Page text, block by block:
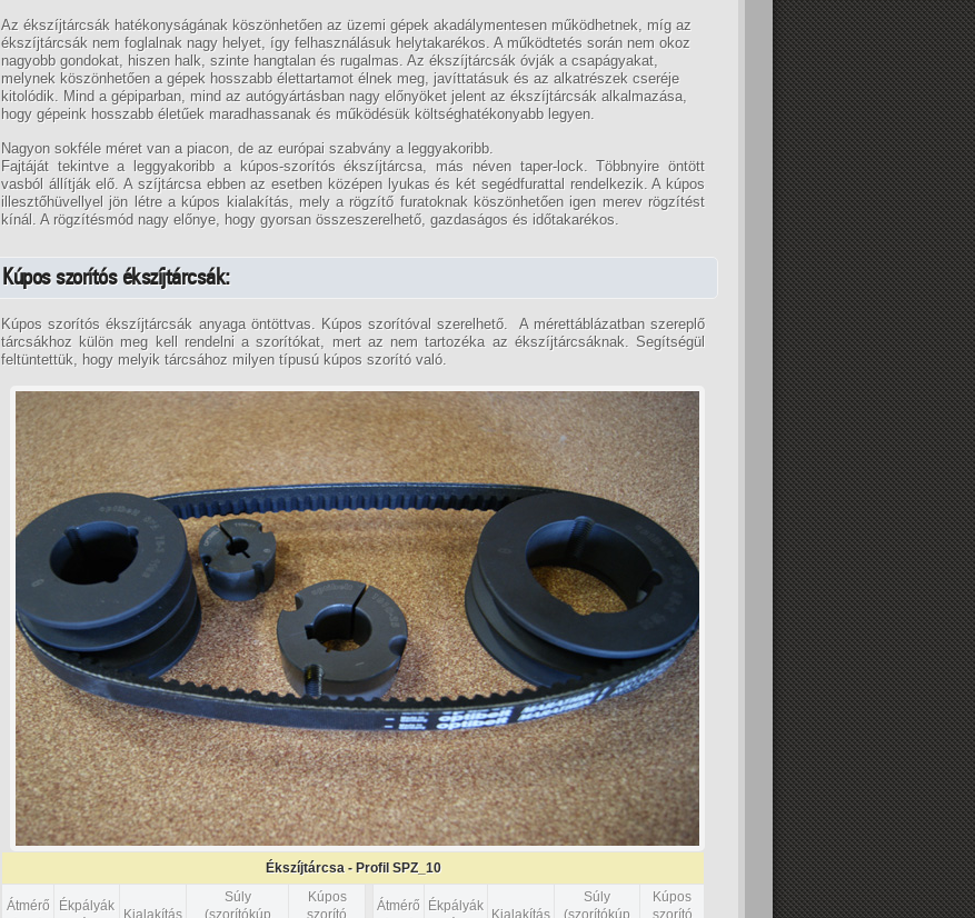
Az ékszíjtárcsák hatékonyságának köszönhetően az üzemi gépek akadálymentesen működhetnek, míg az
ékszíjtárcsák nem foglalnak nagy helyet, így felhasználásuk helytakarékos. A működtetés során nem okoz
nagyobb gondokat, hiszen halk, szinte hangtalan és rugalmas. Az ékszíjtárcsák óvják a csapágyakat,
melynek köszönhetően a gépek hosszabb élettartamot élnek meg, javíttatásuk és az alkatrészek cseréje
kitolódik. Mind a gépiparban, mind az autógyártásban nagy előnyöket jelent az ékszíjtárcsák alkalmazása,
hogy gépeink hosszabb életűek maradhassanak és működésük költséghatékonyabb legyen.
Nagyon sokféle méret van a piacon, de az európai szabvány a leggyakoribb.
Fajtáját tekintve a leggyakoribb a kúpos-szorítós ékszíjtárcsa, más néven taper-lock. Többnyire öntött
vasból állítják elő. A szíjtárcsa ebben az esetben középen lyukas és két segédfurattal rendelkezik. A kúpos
illesztőhüvellyel jön létre a kúpos kialakítás, mely a rögzítő furatoknak köszönhetően igen merev rögzítést
kínál. A rögzítésmód nagy előnye, hogy gyorsan összeszerelhető, gazdaságos és időtakarékos.
Kúpos szorítós ékszíjtárcsák:
Kúpos szorítós ékszíjtárcsák anyaga öntöttvas. Kúpos szorítóval szerelhető. A mérettáblázatban szereplő
tárcsákhoz külön meg kell rendelni a szorítókat, mert az nem tartozéka az ékszíjtárcsáknak. Segítségül
feltüntettük, hogy melyik tárcsához milyen típusú kúpos szorító való.
Ékszíjtárcsa - Profil SPZ_10
Átmérő
Ékpályák
Kialakítás
Súly
(szorítókúp
Kúpos
szorító
Átmérő
Ékpályák
Kialakítás
Súly
(szorítókúp
Kúpos
szorító